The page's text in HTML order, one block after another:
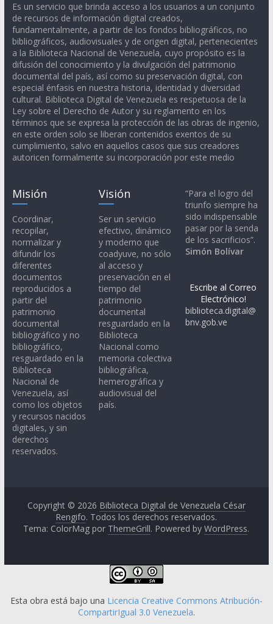
Es un servicio que brinda acceso a los usuarios a un conjunto
de recursos de información digital creados,
fundamentalmente, a partir de los fondos bibliográficos, no
bibliográficos, audiovisuales y de origen digital, pertenecientes
a la Biblioteca Nacional de Venezuela, cuyo propósito es la
difusión del conocimiento y la divulgación del patrimonio
documental del país, así como su preservación digital, con
especial énfasis en nuestra historia, identidad y diversidad
cultural. Biblioteca Digital de Venezuela es respetuosa de la
Ley sobre el Derecho de Autor y su reglamento en los
términos que se expresa la protección de las obras de ingenio,
en este orden solo se liberan contenidos exentos de su
cumplimiento, salvo en aquellos casos que sus creadores
autoricen formalmente su incorporación por este medio
Misión
Coordinar,
recopilar,
normalizar y
difundir los
diferentes
documentos
reproducidos a
partir del
patrimonio
documental
bibliográfico y no
bibliográfico,
resguardado en la
Biblioteca
Nacional de
Venezuela, así
como los objetos
y recursos nacidos
digitales, y sin
derechos
reservados.
Visión
Ser un servicio
efectivo, dinámico
y moderno que
coadyuve, no sólo
al acceso y
preservación en el
tiempo del
patrimonio
documental
resguardado en la
Biblioteca
Nacional como
memoria colectiva
bibliográfica,
hemerográfica y
audiovisual del
país.
“Para el logro del
triunfo siempre ha
sido indispensable
pasar por la senda
de los sacrificios”.
Simón Bolívar
Escribe al Correo
Electrónico!
biblioteca.digital@
bnv.gob.ve
Copyright © 2026 Biblioteca Digital de Venezuela César
Rengifo. Todos los derechos reservados.
Tema: ColorMag por ThemeGrill. Powered byWordPress.
Esta obra está bajo una Licencia Creative Commons Atribución-
CompartirIgual 3.0 Venezuela.